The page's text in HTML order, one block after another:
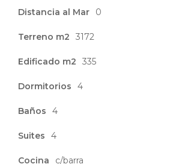
Distancia al Mar 0
Terreno m2 3172
Edificado m2 335
Dormitorios 4
Baños 4
Suites 4
Cocina c/barra